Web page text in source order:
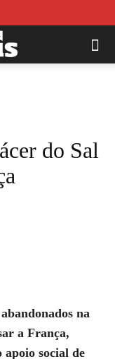
do Sal
na
a França,
apoio social de